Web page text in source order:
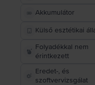
Akkumulátor
Külső esztétikai
Folyadékkal nem
érintkezett
Eredet-, és
szoftvervizsgálat